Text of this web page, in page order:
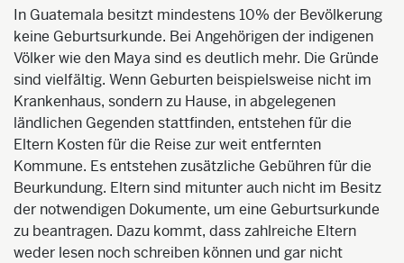
In Guatemala besitzt mindestens 10% der Bevölkerung
keine Geburtsurkunde. Bei Angehörigen der indigenen
Völker wie den Maya sind es deutlich mehr. Die Gründe
sind vielfältig. Wenn Geburten beispielsweise nicht im
Krankenhaus, sondern zu Hause, in abgelegenen
ländlichen Gegenden stattfinden, entstehen für die
Eltern Kosten für die Reise zur weit entfernten
Kommune. Es entstehen zusätzliche Gebühren für die
Beurkundung. Eltern sind mitunter auch nicht im Besitz
der notwendigen Dokumente, um eine Geburtsurkunde
zu beantragen. Dazu kommt, dass zahlreiche Eltern
weder lesen noch schreiben können und gar nicht